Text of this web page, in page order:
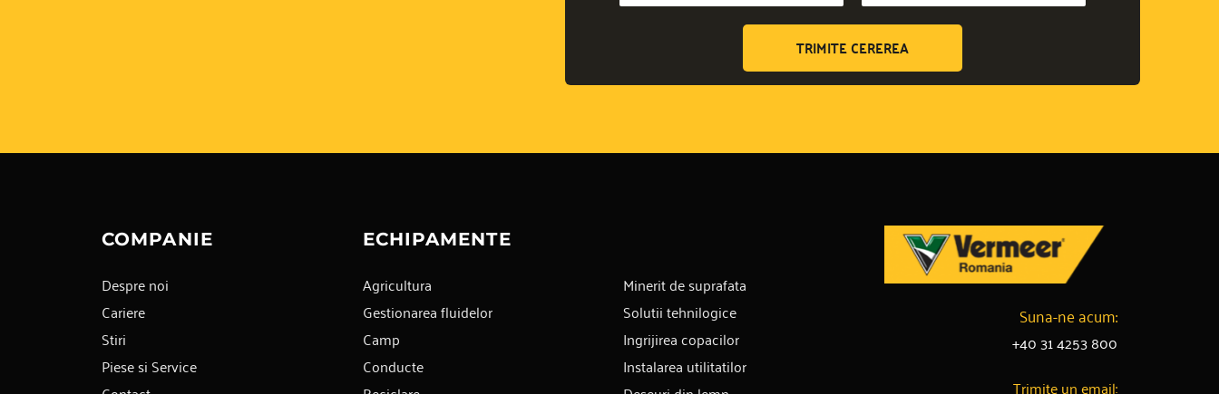
TRIMITE CEREREA
COMPANIE
Despre noi
Cariere
Stiri
Piese si Service
ECHIPAMENTE
Agricultura
Gestionarea fluidelor
Camp
Conducte
Minerit de suprafata
Solutii tehnilogice
Ingrijirea copacilor
Instalarea utilitatilor
Suna-ne acum:
+40 31 4253 800
Trimite un email: